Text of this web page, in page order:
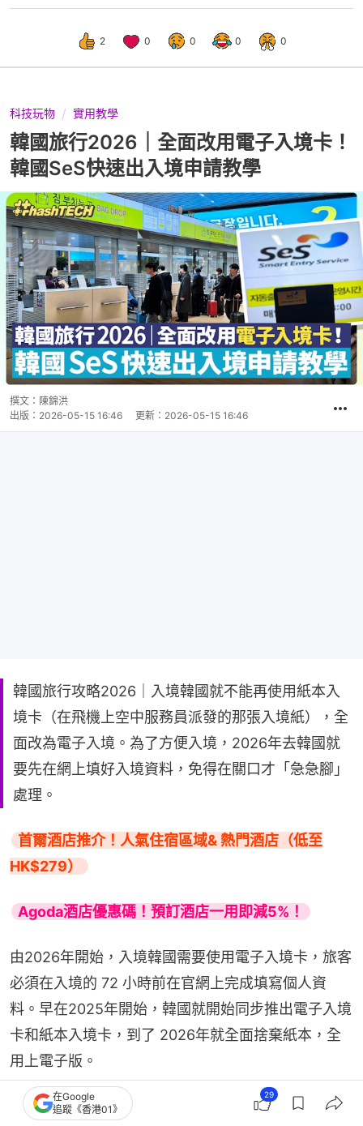
2 0 0 0 0
科技玩物 實用教學
韓國旅行2026｜全面改用電子入境卡！
韓國SeS快速出入境申請教學
撰文： 陳錦洪
出版： 2026-05-15 16:46 更新： 2026-05-15 16:46
韓國旅行攻略2026｜入境韓國就不能再使用紙本入
境卡（在飛機上空中服務員派發的那張入境紙），全
面改為電子入境。為了方便入境，2026年去韓國就
要先在網上填好入境資料，免得在關口才「急急腳」
處理。
首爾酒店推介！人氣住宿區域& 熱門酒店（低至
HK$279）
Agoda酒店優惠碼！預訂酒店一用即減5%！
由2026年開始，入境韓國需要使用電子入境卡，旅客
必須在入境的 72 小時前在官網上完成填寫個人資
料。早在2025年開始，韓國就開始同步推出電子入境
卡和紙本入境卡，到了 2026年就全面捨棄紙本，全
用上電子版。
在Google
追蹤《香港01》
29